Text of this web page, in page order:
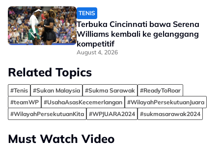
TENIS
Terbuka Cincinnati bawa Serena
Williams kembali ke gelanggang
kompetitif
August 4, 2026
Related Topics
#Tenis #Sukan Malaysia #Sukma Sarawak
#ReadyToRoar
#teamWP
#UsahaAsasKecemerlangan
#WilayahPersekutuanJuara
#WilayahPersekutuanKita
#WPJUARA2024 #sukmasarawak2024
Must Watch Video